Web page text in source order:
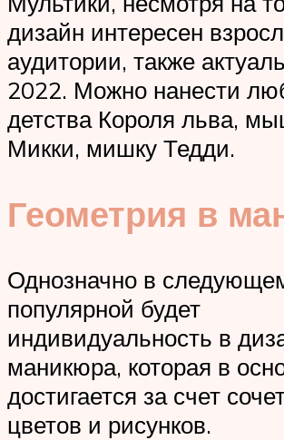
дизайн интересен
аудитории, также
2022. Можно нанести
детства Короля льва,
Микки, мишку Тедди.
Геометрия в
Однозначно в
популярной будет
индивидуальность в
маникюра, которая в
достигается за счет
цветов и рисунков.